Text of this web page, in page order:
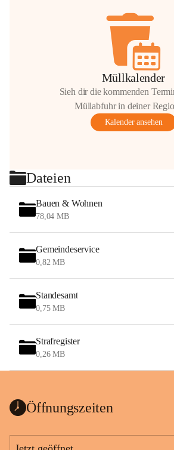
Müllkalender
Sieh dir die kommenden
Müllabfuhr in deiner
Kalender ansehen
Dateien
Bauen & Wohnen
78,04 MB
Gemeindeservice
0,82 MB
Standesamt
0,75 MB
Strafregister
0,26 MB
Öffnungszeiten